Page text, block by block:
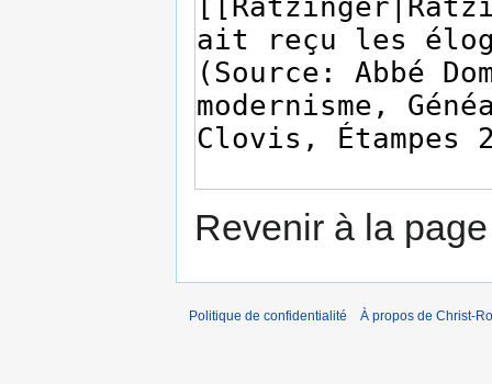
Revenir à la
Politique de confidentialité À propos de Christ-